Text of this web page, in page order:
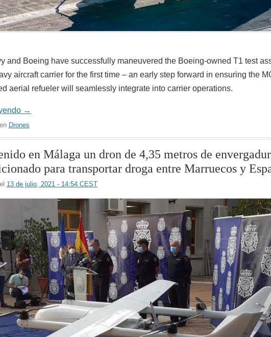
and Boeing have successfully maneuvered the Boeing-owned T1 test
aircraft carrier for the first time – an early step forward in ensuring the
aerial refueler will seamlessly integrate into carrier operations.
→
Drones
en Málaga un dron de 4,35 metros de
para transportar droga entre Marruecos y
13 de julio, 2021 - 14:54 CEST